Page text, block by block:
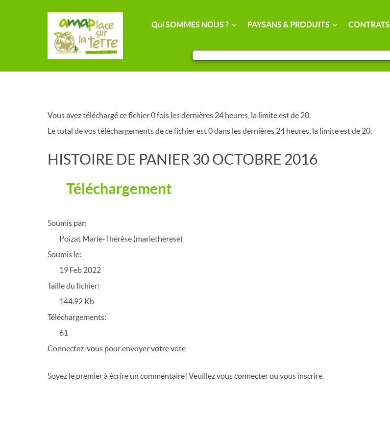
Qui SOMMES NOUS ? PAYSANS & PRODUITS CONTRATS
Vous avez téléchargé ce fichier 0 fois les dernières 24 heures, la limite est de 20.
Le total de vos téléchargements de ce fichier est 0 dans les dernières 24 heures, la limite est de 20.
HISTOIRE DE PANIER 30 OCTOBRE 2016
Téléchargement
Soumis par:
Poizat Marie-Thérèse (marietherese)
Soumis le:
19 Feb 2022
Taille du fichier:
144.92 Kb
Téléchargements:
61
Connectez-vous pour envoyer votre vote
Soyez le premier à écrire un commentaire! Veuillez vous connecter ou vous inscrire.